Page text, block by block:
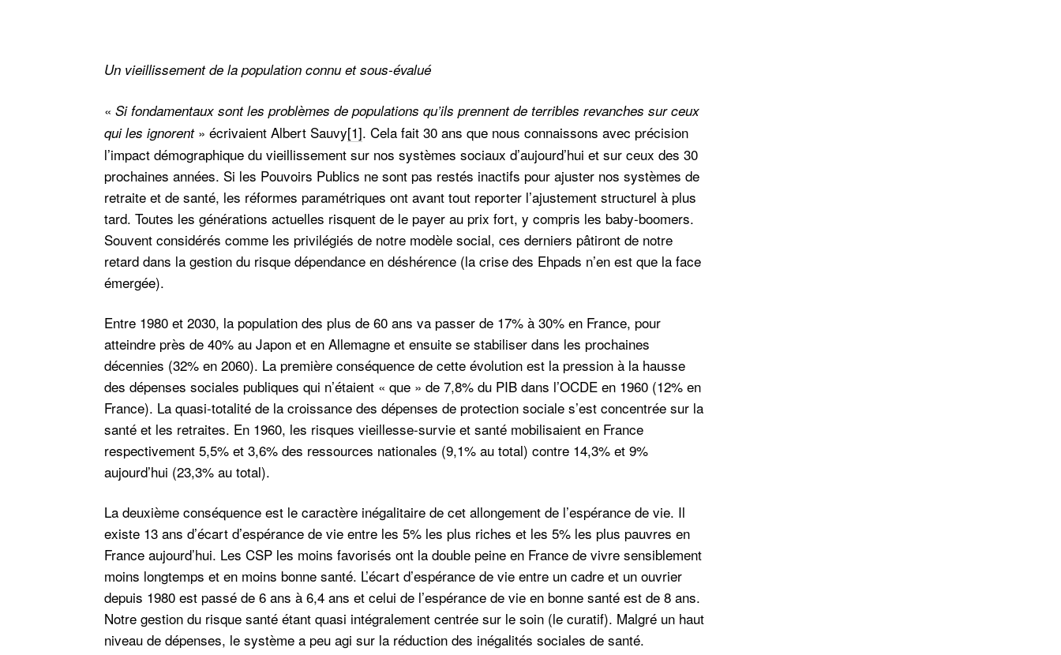
Un vieillissement de la population connu et sous-évalué
« Si fondamentaux sont les problèmes de populations qu’ils prennent de terribles revanches sur ceux
qui les ignorent » écrivaient Albert Sauvy[1]. Cela fait 30 ans que nous connaissons avec précision
l’impact démographique du vieillissement sur nos systèmes sociaux d’aujourd’hui et sur ceux des 30
prochaines années. Si les Pouvoirs Publics ne sont pas restés inactifs pour ajuster nos systèmes de
retraite et de santé, les réformes paramétriques ont avant tout reporter l’ajustement structurel à plus
tard. Toutes les générations actuelles risquent de le payer au prix fort, y compris les baby-boomers.
Souvent considérés comme les privilégiés de notre modèle social, ces derniers pâtiront de notre
retard dans la gestion du risque dépendance en déshérence (la crise des Ehpads n’en est que la face
émergée).
Entre 1980 et 2030, la population des plus de 60 ans va passer de 17% à 30% en France, pour
atteindre près de 40% au Japon et en Allemagne et ensuite se stabiliser dans les prochaines
décennies (32% en 2060). La première conséquence de cette évolution est la pression à la hausse
des dépenses sociales publiques qui n’étaient « que » de 7,8% du PIB dans l’OCDE en 1960 (12% en
France). La quasi-totalité de la croissance des dépenses de protection sociale s’est concentrée sur la
santé et les retraites. En 1960, les risques vieillesse-survie et santé mobilisaient en France
respectivement 5,5% et 3,6% des ressources nationales (9,1% au total) contre 14,3% et 9%
aujourd’hui (23,3% au total).
La deuxième conséquence est le caractère inégalitaire de cet allongement de l’espérance de vie. Il
existe 13 ans d’écart d’espérance de vie entre les 5% les plus riches et les 5% les plus pauvres en
France aujourd’hui. Les CSP les moins favorisés ont la double peine en France de vivre sensiblement
moins longtemps et en moins bonne santé. L’écart d’espérance de vie entre un cadre et un ouvrier
depuis 1980 est passé de 6 ans à 6,4 ans et celui de l’espérance de vie en bonne santé est de 8 ans.
Notre gestion du risque santé étant quasi intégralement centrée sur le soin (le curatif). Malgré un haut
niveau de dépenses, le système a peu agi sur la réduction des inégalités sociales de santé.